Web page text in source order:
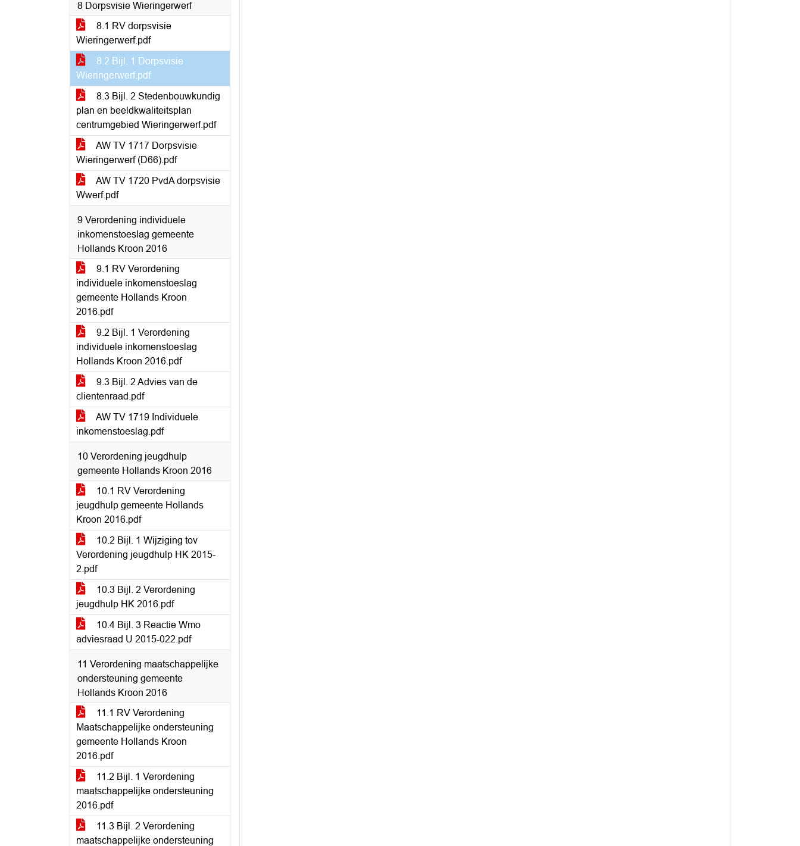
8 Dorpsvisie Wieringerwerf
8.1 RV dorpsvisie
Wieringerwerf.pdf
8.2 Bijl. 1 Dorpsvisie
Wieringerwerf.pdf
8.3 Bijl. 2 Stedenbouwkundig
plan en beeldkwaliteitsplan
centrumgebied Wieringerwerf.pdf
AW TV 1717 Dorpsvisie
Wieringerwerf (D66).pdf
AW TV 1720 PvdA dorpsvisie
Wwerf.pdf
9 Verordening individuele
inkomenstoeslag gemeente
Hollands Kroon 2016
9.1 RV Verordening
individuele inkomenstoeslag
gemeente Hollands Kroon
2016.pdf
9.2 Bijl. 1 Verordening
individuele inkomenstoeslag
Hollands Kroon 2016.pdf
9.3 Bijl. 2 Advies van de
clientenraad.pdf
AW TV 1719 Individuele
inkomenstoeslag.pdf
10 Verordening jeugdhulp
gemeente Hollands Kroon 2016
10.1 RV Verordening
jeugdhulp gemeente Hollands
Kroon 2016.pdf
10.2 Bijl. 1 Wijziging tov
Verordening jeugdhulp HK 2015-
2.pdf
10.3 Bijl. 2 Verordening
jeugdhulp HK 2016.pdf
10.4 Bijl. 3 Reactie Wmo
adviesraad U 2015-022.pdf
11 Verordening maatschappelijke
ondersteuning gemeente
Hollands Kroon 2016
11.1 RV Verordening
Maatschappelijke ondersteuning
gemeente Hollands Kroon
2016.pdf
11.2 Bijl. 1 Verordening
maatschappelijke ondersteuning
2016.pdf
11.3 Bijl. 2 Verordening
maatschappelijke ondersteuning